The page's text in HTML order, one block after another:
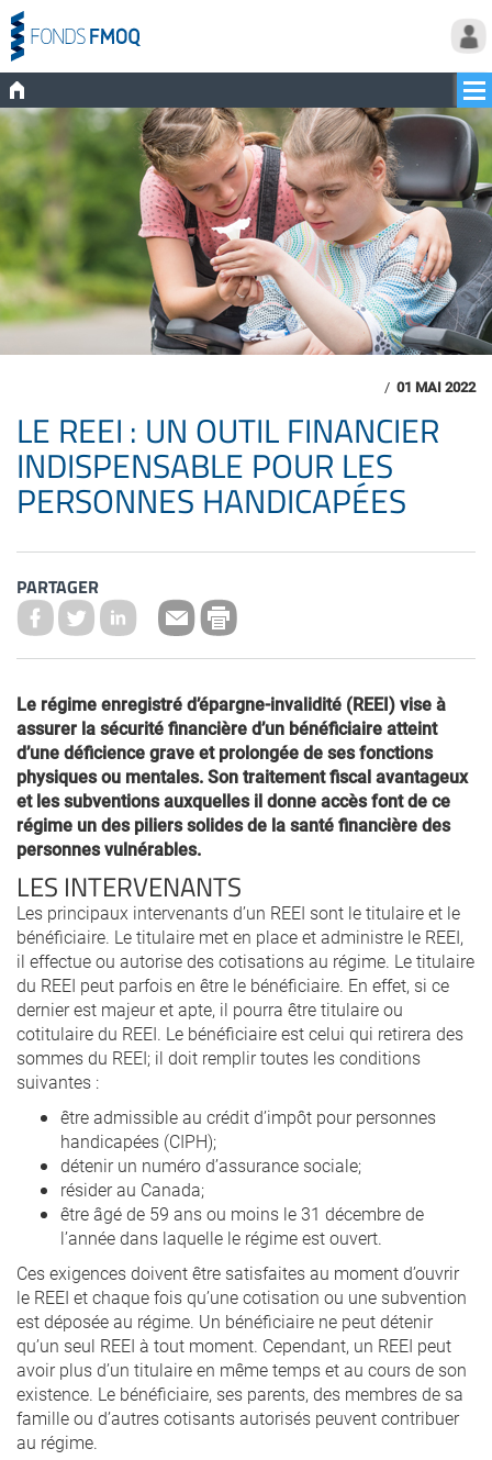
/ 01 MAI 2022
LE REEI : UN OUTIL FINANCIER
INDISPENSABLE POUR LES
PERSONNES HANDICAPÉES
PARTAGER
Le régime enregistré d’épargne-invalidité (REEI) vise à
assurer la sécurité financière d’un bénéficiaire atteint
d’une déficience grave et prolongée de ses fonctions
physiques ou mentales. Son traitement fiscal avantageux
et les subventions auxquelles il donne accès font de ce
régime un des piliers solides de la santé financière des
personnes vulnérables.
LES INTERVENANTS
Les principaux intervenants d’un REEI sont le titulaire et le
bénéficiaire. Le titulaire met en place et administre le REEI,
il effectue ou autorise des cotisations au régime. Le titulaire
du REEI peut parfois en être le bénéficiaire. En effet, si ce
dernier est majeur et apte, il pourra être titulaire ou
cotitulaire du REEI. Le bénéficiaire est celui qui retirera des
sommes du REEI; il doit remplir toutes les conditions
suivantes :
être admissible au crédit d’impôt pour personnes
handicapées (CIPH);
détenir un numéro d’assurance sociale;
résider au Canada;
être âgé de 59 ans ou moins le 31 décembre de
l’année dans laquelle le régime est ouvert.
Ces exigences doivent être satisfaites au moment d’ouvrir
le REEI et chaque fois qu’une cotisation ou une subvention
est déposée au régime. Un bénéficiaire ne peut détenir
qu’un seul REEI à tout moment. Cependant, un REEI peut
avoir plus d’un titulaire en même temps et au cours de son
existence. Le bénéficiaire, ses parents, des membres de sa
famille ou d’autres cotisants autorisés peuvent contribuer
au régime.